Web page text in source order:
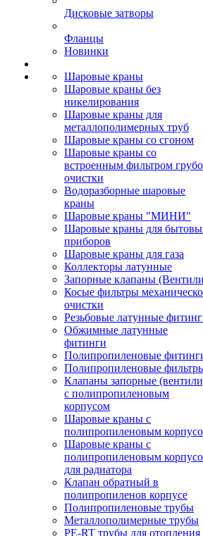
Дисковые затворы
Фланцы
Новинки
Шаровые краны
Шаровые краны без
никелирования
Шаровые краны для
металлополимерных труб
Шаровые краны со сгоном
Шаровые краны со
встроенным фильтром
очистки
Водоразборные шаровые
краны
Шаровые краны "МИНИ"
Шаровые краны для
приборов
Шаровые краны для газа
Коллекторы латунные
Запорные клапаны
Косые фильтры
очистки
Резьбовые латунные
Обжимные латунные
фитинги
Полипропиленовые
Полипропиленовые
Клапаны запорные
с полипропиленовым
корпусом
Шаровые краны с
полипропиленовым
Шаровые краны с
полипропиленовым
для радиатора
Клапан обратный в
полипропиленов корпусе
Полипропиленовые трубы
Металлополимерные трубы
PE-RT трубы для отопления